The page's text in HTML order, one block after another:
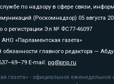
по надзору в сфере связи,
(Роскомнадзор) 05 августа
о регистрации Эл № ФС77-46097
«Парламентская газета»
главного редактора —
E-mail: pg@pnp.ru
газета» - официальное